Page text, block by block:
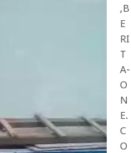
,B
E
RI
T
A-
O
N
E.
C
O